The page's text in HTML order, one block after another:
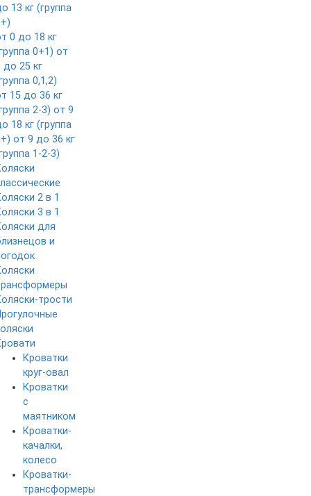
13 кг (группа
0 до 18 кг
0+1) от
до 25 кг
0,1,2)
15 до 36 кг
2-3) от 9
18 кг (группа
от 9 до 36 кг
1-2-3)
2 в 1
3 в 1
для
и
трости
Кроватки
круг-овал
Кроватки
с
маятником
Кроватки-
качалки,
колесо
Кроватки-
трансформеры